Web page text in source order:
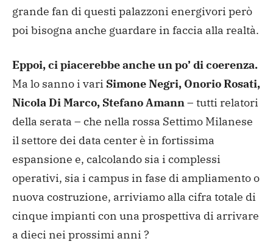
grande fan di questi palazzoni energivori però
poi bisogna anche guardare in faccia alla realtà.
Eppoi, ci piacerebbe anche un po’ di coerenza.
Ma lo sanno i vari Simone Negri, Onorio Rosati,
Nicola Di Marco, Stefano Amann– tutti relatori
della serata – che nella rossa Settimo Milanese
il settore dei data center è in fortissima
espansione e, calcolando sia i complessi
operativi, sia i campus in fase di ampliamento o
nuova costruzione, arriviamo alla cifra totale di
cinque impianti con una prospettiva di arrivare
a dieci nei prossimi anni ?